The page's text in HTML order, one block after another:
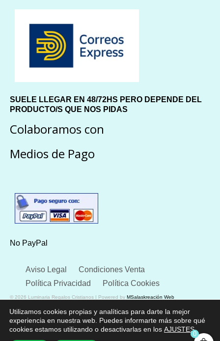
SUELE LLEGAR EN 48/72HS PERO DEPENDE DEL
PRODUCTO/S QUE NOS PIDAS
Colaboramos con
Medios de Pago
No PayPal
Aviso Legal
Condiciones Venta
Política Privacidad
Política Cookies
© 2026 Luminaria Regalos Cristianos | Powered by MSalaskreación Web
0
Utilizamos cookies propias y analíticas para darte la mejor
experiencia en nuestra web. Puedes informarte más sobre qué
cookies estamos utilizando o desactivarlas en los AJUSTES.